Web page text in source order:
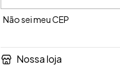
Não sei meu CEP
Nossa loja